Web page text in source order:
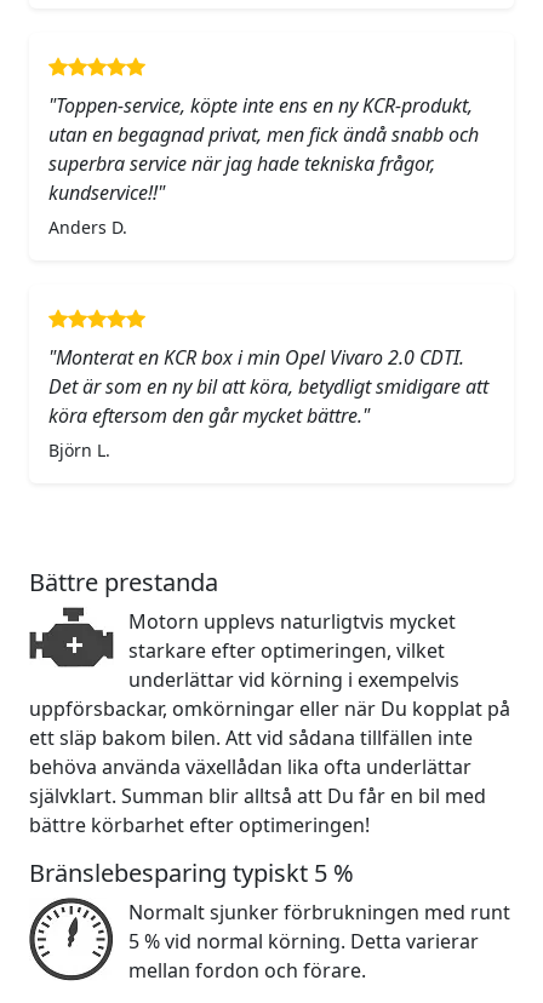
"Toppen-service, köpte inte ens en ny KCR-produkt,
utan en begagnad privat, men fick ändå snabb och
superbra service när jag hade tekniska frågor,
kundservice!!"
Anders D.
"Monterat en KCR box i min Opel Vivaro 2.0 CDTI.
Det är som en ny bil att köra, betydligt smidigare att
köra eftersom den går mycket bättre."
Björn L.
Bättre prestanda
Motorn upplevs naturligtvis mycket
starkare efter optimeringen, vilket
underlättar vid körning i exempelvis
uppförsbackar, omkörningar eller när Du kopplat på
ett släp bakom bilen. Att vid sådana tillfällen inte
behöva använda växellådan lika ofta underlättar
självklart. Summan blir alltså att Du får en bil med
bättre körbarhet efter optimeringen!
Bränslebesparing typiskt 5 %
Normalt sjunker förbrukningen med runt
5 % vid normal körning. Detta varierar
mellan fordon och förare.